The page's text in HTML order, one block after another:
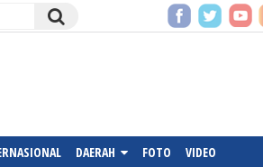
DAERAH FOTO VIDEO